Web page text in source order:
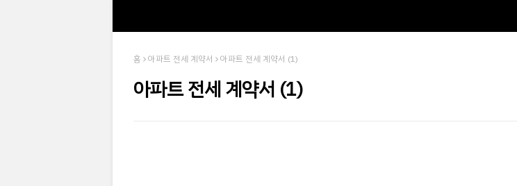
홈 아파트 전세 계약서 아파트 전세 계약서 (1)
아파트 전세 계약서 (1)